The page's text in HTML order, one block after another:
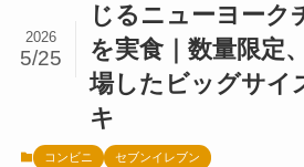
じるニューヨーク
を実食｜数量限定
場したビッグサイ
キ
2026
5/25
コンビニ
セブンイレブン